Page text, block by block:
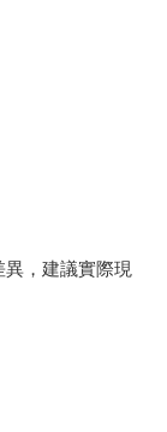
，建議實際現